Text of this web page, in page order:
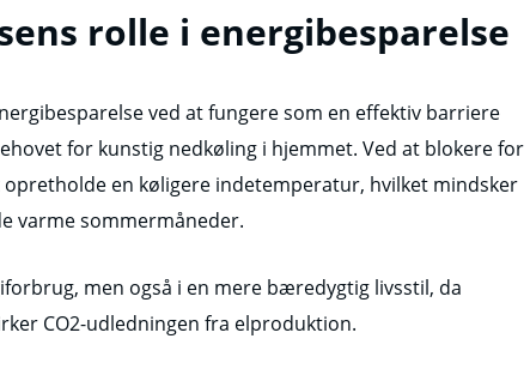
rolle i energibesparelse
ved at fungere som en effektiv barriere
for kunstig nedkøling i hjemmet. Ved at blokere for
en køligere indetemperatur, hvilket mindsker
varme sommermåneder.
men også i en mere bæredygtig livsstil, da
CO2-udledningen fra elproduktion.